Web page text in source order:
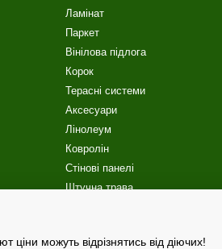
Ламінат
Паркет
Вінілова пiдлога
Корок
Терасні системи
Аксесуари
Лінолеум
Ковролін
Стінові панелі
Штучна трава
ціни можуть відрізнятись від діючих!